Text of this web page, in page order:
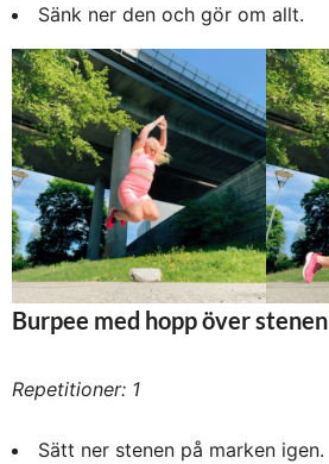
Sänk ner den och gör om allt.
Burpee med hopp över stenen
Repetitioner: 1
Sätt ner stenen på marken igen.